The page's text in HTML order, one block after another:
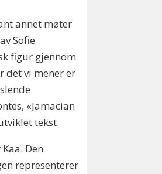
annet møter
Sofie
figur gjennom
det vi mener er
«Jamacian
tekst.
Den
representerer